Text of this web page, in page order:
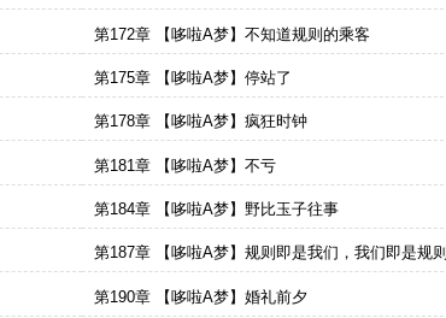
第172章 【哆啦A梦】不知道规则的乘客
第175章 【哆啦A梦】停站了
第178章 【哆啦A梦】疯狂时钟
第181章 【哆啦A梦】不亏
第184章 【哆啦A梦】野比玉子往事
第187章 【哆啦A梦】规则即是我们，我们即是规则
第190章 【哆啦A梦】婚礼前夕